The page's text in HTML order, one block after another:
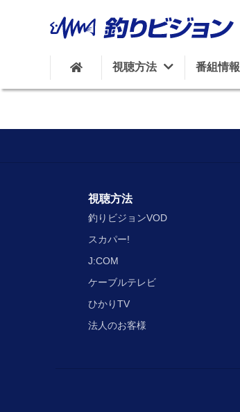
視聴方法 番組情報
視聴方法
釣りビジョンVOD
スカパー!
J:COM
ケーブルテレビ
ひかりTV
法人のお客様